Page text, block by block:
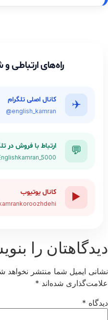
راه‌های ارتباطی
✈️ کانال اصلی تلگرام
@english_kamran
💬 ارتباط با فروش در
▶️ کانال یوتیوب
دیدگاهتان را
نشانی ایمیل شما منتشر نخواهد
علامت‌گذاری شده‌اند *
دیدگاه *